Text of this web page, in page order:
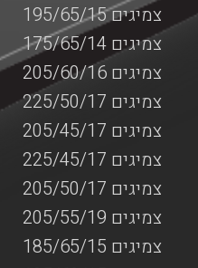
צמיגים 195/65/15
צמיגים 175/65/14
צמיגים 205/60/16
צמיגים 225/50/17
צמיגים 205/45/17
צמיגים 225/45/17
צמיגים 205/50/17
צמיגים 205/55/19
צמיגים 185/65/15